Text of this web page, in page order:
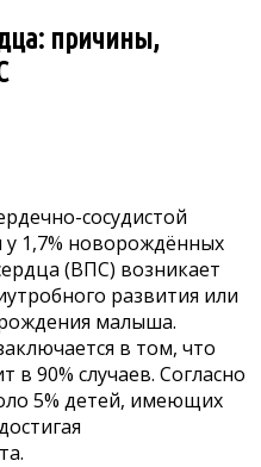
причины,
сосудистой
у 1,7% новорождённых
(ВПС) возникает
развития или
малыша.
в том, что
в 90% случаев. Согласно
5% детей, имеющих